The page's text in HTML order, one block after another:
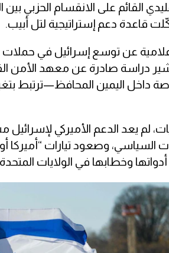
القائم على الانقسام الحزبي
قاعدة دعم إستراتيجية لتل أبيب.
عن توسع إسرائيل في حملات
داخل اليمين المحافظ—ترتبط
يعد الدعم الأميركي لإسرائيل
وصعود تيارات “أميركا
أدواتها وخطابها في الولايات